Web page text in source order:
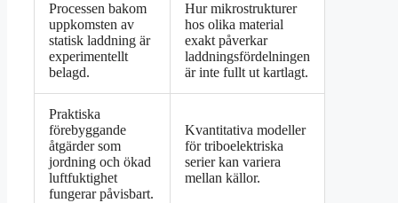
Processen bakom
uppkomsten av
statisk laddning är
experimentellt
belagd.
Hur mikrostrukturer
hos olika material
exakt påverkar
laddningsfördelningen
är inte fullt ut kartlagt.
Praktiska
förebyggande
åtgärder som
jordning och ökad
luftfuktighet
fungerar påvisbart.
Kvantitativa modeller
för triboelektriska
serier kan variera
mellan källor.